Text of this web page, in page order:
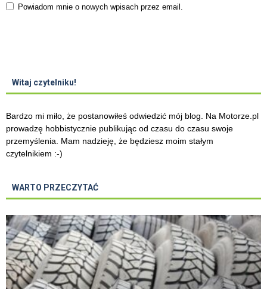
Powiadom mnie o nowych wpisach przez email.
Witaj czytelniku!
Bardzo mi miło, że postanowiłeś odwiedzić mój blog. Na Motorze.pl
prowadzę hobbistycznie publikując od czasu do czasu swoje
przemyślenia. Mam nadzieję, że będziesz moim stałym
czytelnikiem :-)
WARTO PRZECZYTAĆ